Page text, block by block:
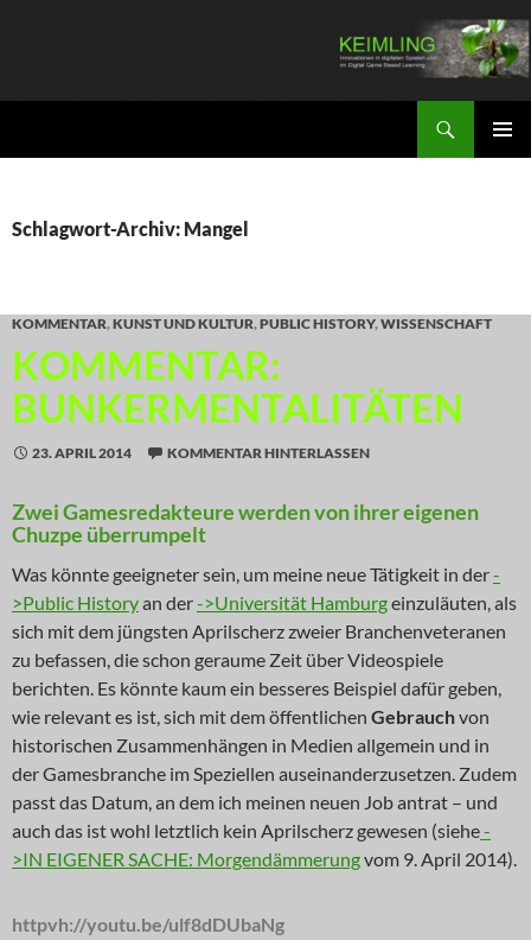
Schlagwort-Archiv: Mangel
KOMMENTAR,KUNST UND KULTUR,PUBLIC HISTORY,WISSENSCHAFT
KOMMENTAR:
BUNKERMENTALITÄTEN
23. APRIL 2014 KOMMENTAR HINTERLASSEN
Zwei Gamesredakteure werden von ihrer eigenen
Chuzpe überrumpelt
Was könnte geeigneter sein, um meine neue Tätigkeit in der-
>Public Historyan der->Universität Hamburgeinzuläuten, als
sich mit dem jüngsten Aprilscherz zweier Branchenveteranen
zu befassen, die schon geraume Zeit über Videospiele
berichten. Es könnte kaum ein besseres Beispiel dafür geben,
wie relevant es ist, sich mit dem öffentlichen Gebrauchvon
historischen Zusammenhängen in Medien allgemein und in
der Gamesbranche im Speziellen auseinanderzusetzen. Zudem
passt das Datum, an dem ich meinen neuen Job antrat – und
auch das ist wohl letztlich kein Aprilscherz gewesen (siehe-
>IN EIGENER SACHE: Morgendämmerungvom 9. April 2014).
httpvh://youtu.be/ulf8dDUbaNg